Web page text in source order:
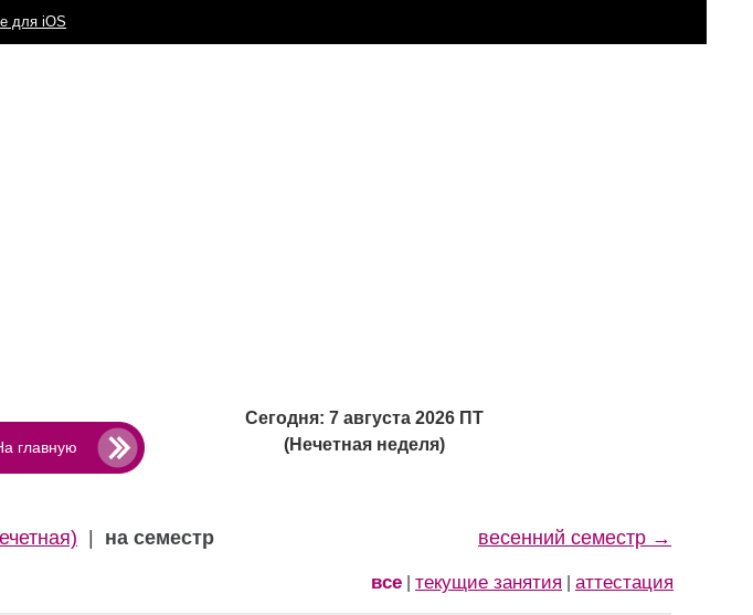
для iOS
главную
Сегодня: 7 августа 2026 ПТ
(Нечетная неделя)
на семестр весенний семестр →
все текущие занятия аттестация